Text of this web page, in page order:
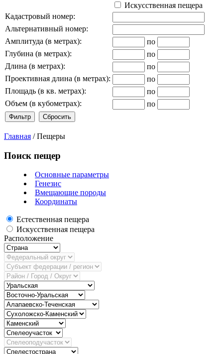
Искусственная пещера
Кадастровый номер:
Альтернативный номер:
Амплитуда (в метрах):
по
Глубина (в метрах):
по
Длина (в метрах):
по
Проективная длина (в метрах):
по
Площадь (в кв. метрах):
по
Объем (в кубометрах):
по
Главная / Пещеры
Поиск пещер
Основные параметры
Генезис
Вмещающие породы
Координаты
Естественная пещера
Искусственная пещера
Расположение